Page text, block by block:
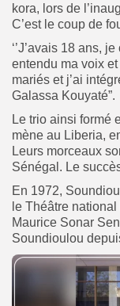
kora, lors de
C’est le coup de
‘’J’avais 18 ans,
entendu ma voix
mariés et j’ai
Galassa Kouyaté”.
Le trio ainsi formé
mène au Liberia,
Leurs morceaux
Sénégal. Le
En 1972,
le Théâtre
Maurice Sonar
Soundioulou